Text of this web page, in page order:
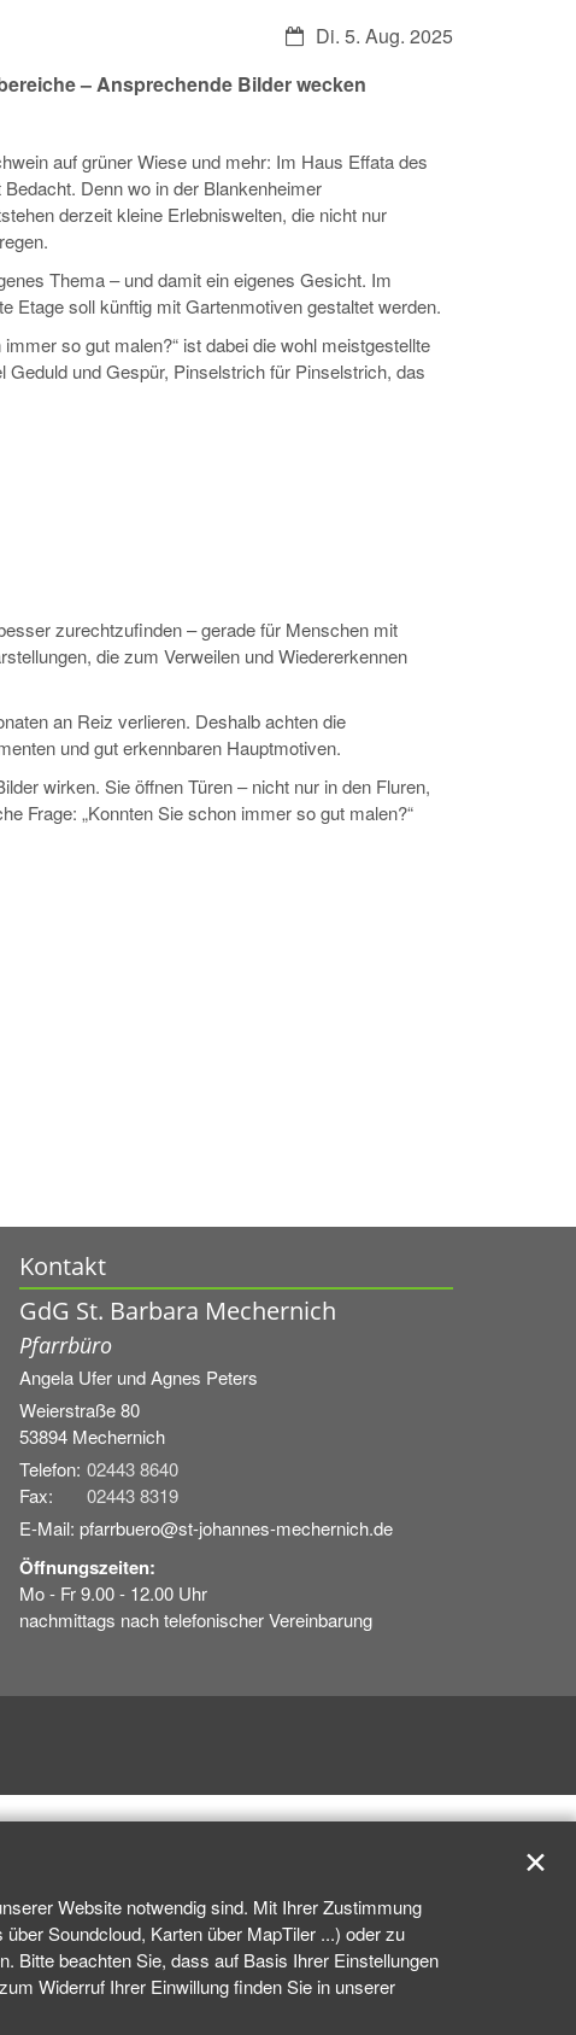
Datum:Di. 5. Aug. 2025
– Ansprechende Bilder wecken
auf grüner Wiese und mehr: Im Haus Effata des
Denn wo in der Blankenheimer
derzeit kleine Erlebniswelten, die nicht nur
Thema – und damit ein eigenes Gesicht. Im
Etage soll künftig mit Gartenmotiven gestaltet werden.
so gut malen?“ ist dabei die wohl meistgestellte
und Gespür, Pinselstrich für Pinselstrich, das
zurechtzufinden – gerade für Menschen mit
die zum Verweilen und Wiedererkennen
an Reiz verlieren. Deshalb achten die
und gut erkennbaren Hauptmotiven.
wirken. Sie öffnen Türen – nicht nur in den Fluren,
Frage: „Konnten Sie schon immer so gut malen?“
Kontakt
GdG St. Barbara Mechernich
Pfarrbüro
Angela Ufer undAgnes Peters
Weierstraße 80
53894 Mechernich
Telefon: 02443 8640
Fax:
02443 8319
E-Mail: pfarrbuero@st-johannes-mechernich.de
Öffnungszeiten:
Mo - Fr 9.00 - 12.00 Uhr
nachmittags nach telefonischer Vereinbarung
Website notwendig sind. Mit Ihrer Zustimmung
Soundcloud, Karten über MapTiler ...) oder zu
Bitte beachten Sie, dass auf Basis Ihrer Einstellungen
Widerruf Ihrer Einwillung finden Sie in unserer
✕